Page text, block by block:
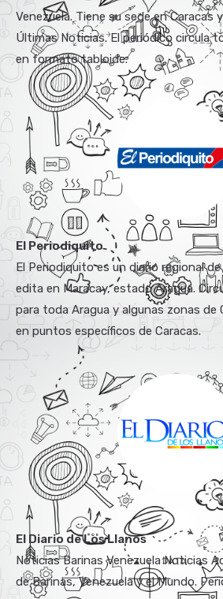
Venezuela. Tiene su sede en Caracas
Últimas Noticias. El periódico circula
en formato tabloide.
El Periodiquito
El Periodiquito es un diario regional de
edita en Maracay, estado Aragua.
para toda Aragua y algunas zonas de
en puntos específicos de Caracas.
El Diario de Los Llanos
Noticias Barinas Venezuela Noticias
de Barinas, Venezuela y el Mundo.